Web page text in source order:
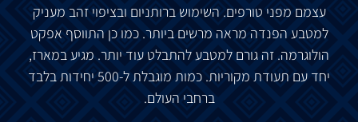
עצמם מפני טורפים. השימוש ברותניום ובציפוי זהב מעניק
למטבע הפנדה מראה מרשים ביותר. כמו כן התווסף אפקט
הולוגרמה. זה גורם למטבע להתבלט עוד יותר. מגיע במארז,
יחד עם תעודת מקוריות. כמות מוגבלת ל-500 יחידות בלבד
ברחבי העולם.